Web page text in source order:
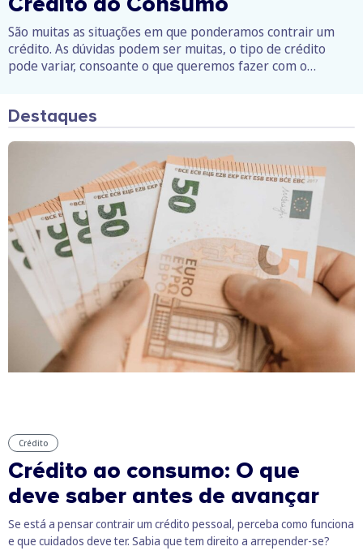
São muitas as situações em que ponderamos contrair um
crédito. As dúvidas podem ser muitas, o tipo de crédito
pode variar, consoante o que queremos fazer com o
financiamento.
Destaques
Crédito
Crédito ao consumo: O que
deve saber antes de avançar
Se está a pensar contrair um crédito pessoal, perceba como funciona
e que cuidados deve ter. Sabia que tem direito a arrepender-se?